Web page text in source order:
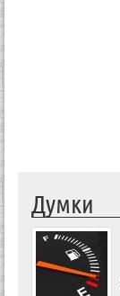
Думки